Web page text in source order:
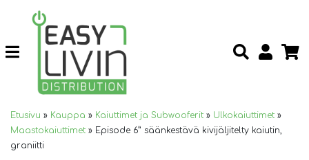
Etusivu » Kauppa » Kaiuttimet ja Subwooferit » Ulkokaiuttimet »
Maastokaiuttimet » Episode 6” säänkestävä kivijäljitelty kaiutin,
graniitti